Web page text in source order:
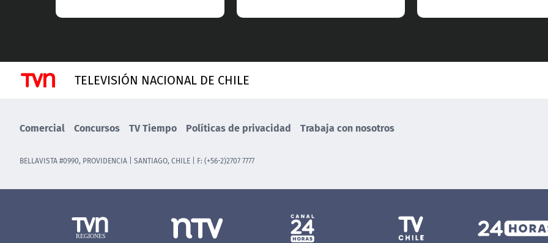
TELEVISIÓN NACIONAL DE CHILE
Comercial Concursos TV Tiempo Políticas de privacidad Trabaja con nosotros
BELLAVISTA #0990, PROVIDENCIA | SANTIAGO, CHILE | F: (+56-2)2707 7777